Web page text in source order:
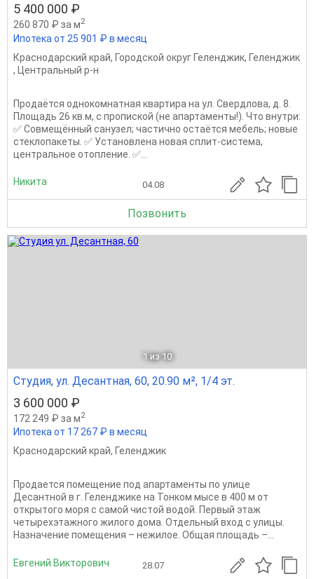
5 400 000 ₽
260 870 ₽ за м2
Ипотека от 25 901 ₽ в месяц
Краснодарский край, Городской округ Геленджик, Геленджик
, Центральный р-н
Продаётся однокомнатная квартира на ул. Свердлова, д. 8.
Площадь 26 кв.м, с пропиской (не апартаменты!). Что внутри:
✅ Совмещённый санузел; частично остаётся мебель; новые
стеклопакеты. ✅ Установлена новая сплит-система,
центральное отопление. ✅...
Никита 04.08
Позвонить
1 из 10
Студия, ул. Десантная, 60, 20.90 м², 1/4 эт.
3 600 000 ₽
172 249 ₽ за м2
Ипотека от 17 267 ₽ в месяц
Краснодарский край, Геленджик
Продается помещение под апартаменты по улице
Десантной в г. Геленджике на Тонком мысе в 400 м от
открытого моря с самой чистой водой. Первый этаж
четырехэтажного жилого дома. Отдельный вход с улицы.
Назначение помещения – нежилое. Общая площадь –...
Евгений Викторович 28.07